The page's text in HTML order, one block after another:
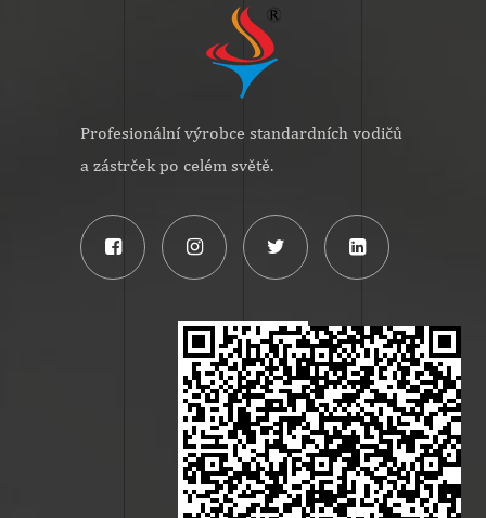
Profesionální výrobce standardních vodičů
a zástrček po celém světě.